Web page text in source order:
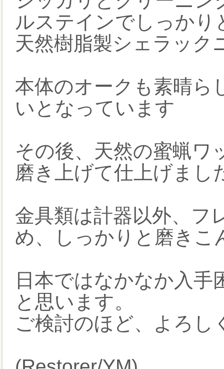
ルステインでしっかり
天然樹脂製シェラック
本体のオークも素晴ら
いとなっています
その後、天然の蜜蝋ワ
磨き上げて仕上げまし
金具類は計器以外、フ
め、しっかりと磨きこ
日本ではなかなか入
と思います。
ご検討のほど、よろし